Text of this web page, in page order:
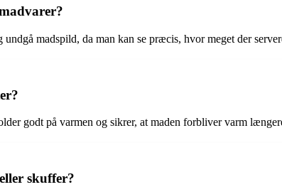
madspild, da man kan se præcis, hvor meget der
godt på varmen og sikrer, at maden forbliver varm
skuffer?